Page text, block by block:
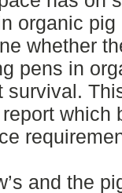
organic
whether
pens in
survival.
which
and the